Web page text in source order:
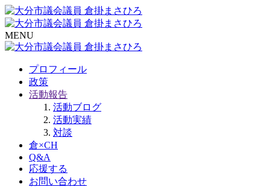
MENU
プロフィール
政策
活動報告
活動ブログ
活動実績
対談
倉×CH
Q&A
応援する
お問い合わせ